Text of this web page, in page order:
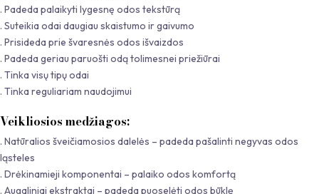
. Padeda palaikyti lygesnę odos tekstūrą
. Suteikia odai daugiau skaistumo ir gaivumo
. Prisideda prie švaresnės odos išvaizdos
. Padeda geriau paruošti odą tolimesnei priežiūrai
. Tinka visų tipų odai
. Tinka reguliariam naudojimui
Veikliosios medžiagos:
. Natūralios šveičiamosios dalelės – padeda pašalinti negyvas odos
ląsteles
. Drėkinamieji komponentai – palaiko odos komfortą
. Augaliniai ekstraktai – padeda puoselėti odos būklę